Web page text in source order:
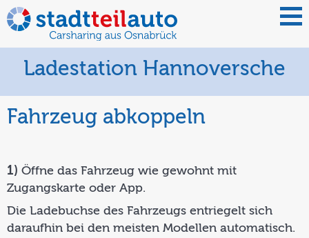
Ladestation Hannoversche
Fahrzeug abkoppeln
1) Öffne das Fahrzeug wie gewohnt mit
Zugangskarte oder App.
Die Ladebuchse des Fahrzeugs entriegelt sich
daraufhin bei den meisten Modellen automatisch.